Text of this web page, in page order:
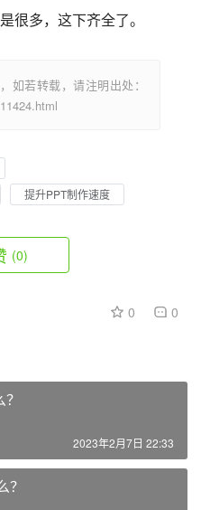
很多，这下齐全了。
如若转载，请注明出处：
提升PPT制作速度
(0)
0 0
2023年2月7日 22:33